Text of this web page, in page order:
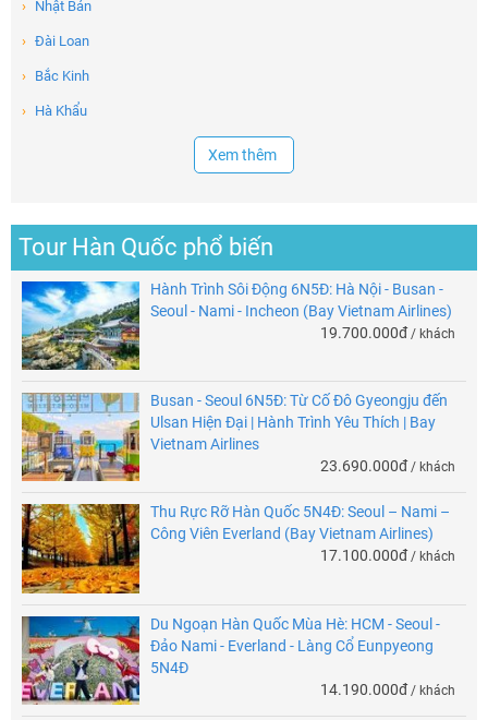
› Nhật Bản
› Đài Loan
› Bắc Kinh
› Hà Khẩu
Xem thêm
Tour Hàn Quốc phổ biến
Hành Trình Sôi Động 6N5Đ: Hà Nội - Busan -
Seoul - Nami - Incheon (Bay Vietnam Airlines)
19.700.000đ / khách
Busan - Seoul 6N5Đ: Từ Cố Đô Gyeongju đến
Ulsan Hiện Đại | Hành Trình Yêu Thích | Bay
Vietnam Airlines
23.690.000đ / khách
Thu Rực Rỡ Hàn Quốc 5N4Đ: Seoul – Nami –
Công Viên Everland (Bay Vietnam Airlines)
17.100.000đ / khách
Du Ngoạn Hàn Quốc Mùa Hè: HCM - Seoul -
Đảo Nami - Everland - Làng Cổ Eunpyeong
5N4Đ
14.190.000đ / khách